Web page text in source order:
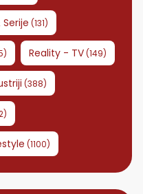
(131)
) Reality - TV(149)
(388)
)
(1100)